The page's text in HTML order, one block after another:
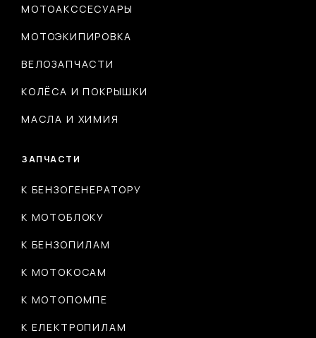
МОТОАКССЕСУАРЫ
МОТОЭКИПИРОВКА
ВЕЛОЗАПЧАСТИ
КОЛЁСА И ПОКРЫШКИ
МАСЛА И ХИМИЯ
ЗАПЧАСТИ
К БЕНЗОГЕНЕРАТОРУ
К МОТОБЛОКУ
К БЕНЗОПИЛАМ
К МОТОКОСАМ
К МОТОПОМПЕ
К ЕЛЕКТРОПИЛАМ